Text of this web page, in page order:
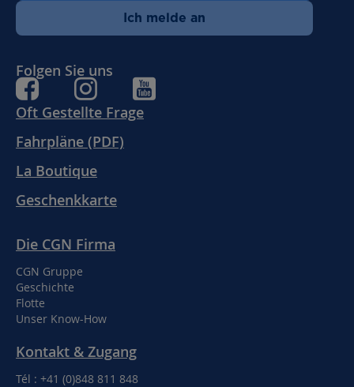
Oft Gestellte Frage
Fahrpläne (PDF)
La Boutique
Geschenkkarte
Die CGN Firma
CGN Gruppe
Geschichte
Flotte
Unser Know-How
Kontakt & Zugang
Tél : +41 (0)848 811 848
Ich melde an
Folgen Sie uns